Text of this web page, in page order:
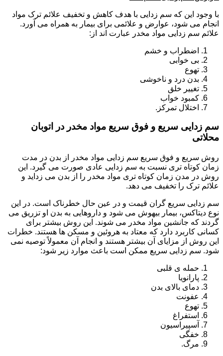
با وجود این که سم زدایی با هدف کاهش و تخفیف علائم ترک مواد
انجام می شود، عوارض و علائمی برای بیمار به همراه می آورد.
علائم سم زدایی مواد مخدر عبارت اند از:
اضطراب و خشم
بی خوابی
تهوع
بدن درد و ناخوشی
تغییر خلق
کمبود خواب
اختلال تمرکز.
سم زدایی سریع و فوق سریع مواد مخدر در اتوبان
محلاتی
روش سریع و فوق سریع سم زدایی مواد مخدر از بدن در مدت
زمان کوتاه تری نسبت به سم زدایی عادی صورت می گیرد. این
روش در مدن زمان کوتاه تری مواد مخدر را از بدن می زداید و
علائم ترک را تخفیف می دهد.
سم زدایی سریع گران قیمت و در عین حال خطرناک است. در این
نوع دیتاکس، بیمار بیهوش می شود و داروهایی به بدن او تزریق می
گردند که جانشین مواد مخدر می شوند. این روش بیشتر برای
کسانی کاربرد دارد که معتاد به هروئین و مسکن ها هستند. خطرات
این روش از مزایای آن بیشتر هستند و انجام آن معمولاً توصیه نمی
شود. سم زدایی سریع ممکن است باعث موارد زیر شود:
حمله ی قلبی
پارانویا
دمای بالای بدن
عفونت
تهوع
استفراغ
آسپیراسیون
خفگی
مرگ.